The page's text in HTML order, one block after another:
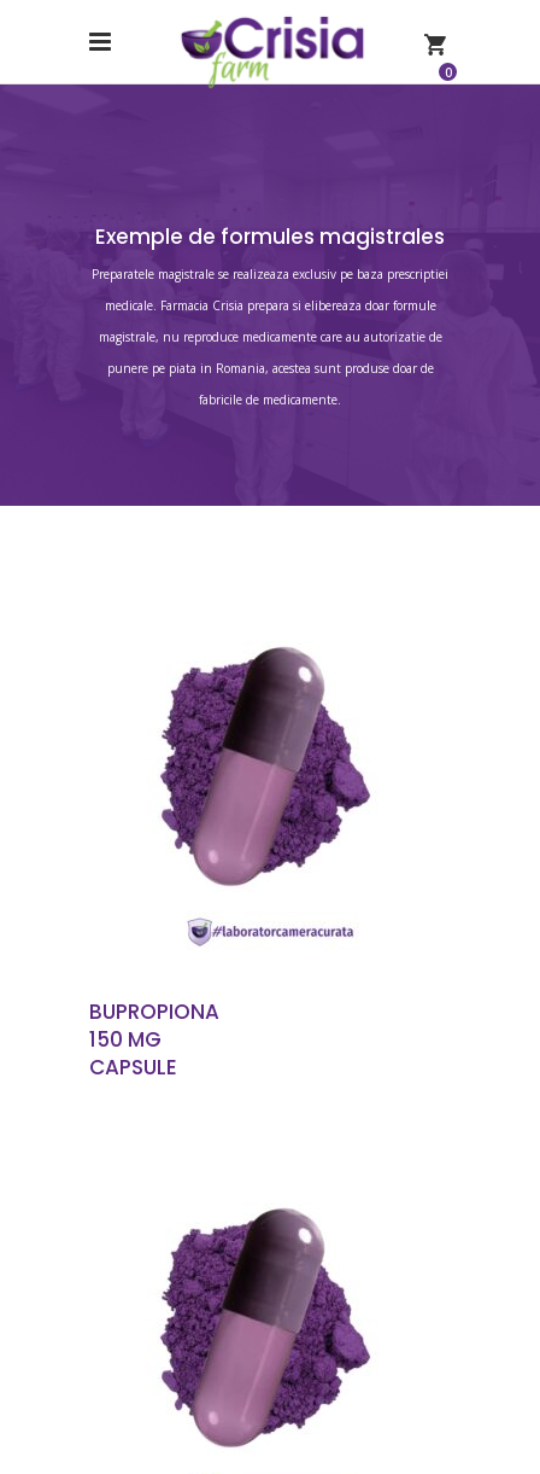
0
Exemple de formules magistrales
Preparatele magistrale se realizeaza exclusiv pe baza prescriptiei
medicale. Farmacia Crisia prepara si elibereaza doar formule
magistrale, nu reproduce medicamente care au autorizatie de
punere pe piata in Romania, acestea sunt produse doar de
fabricile de medicamente.
EN SAVOIR PLUS
BUPROPIONA
150 MG
CAPSULE
EN SAVOIR PLUS